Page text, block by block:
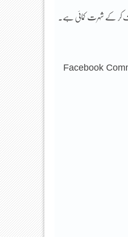
کر کے شہرت کمائی ہے۔
Facebook